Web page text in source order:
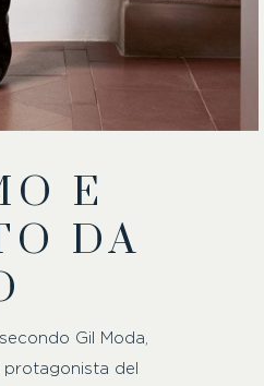
E
DA
Gil Moda,
protagonista del